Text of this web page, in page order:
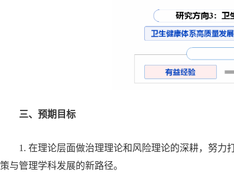
三、 预期目标
1. 在理论层面做治理理论和风险理论的深耕，努力
策与管理学科发展的新路径。